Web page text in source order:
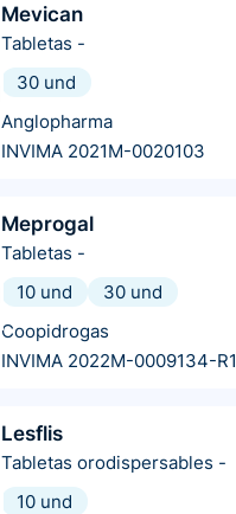
Mevican
Tabletas -
30 und
Anglopharma
INVIMA 2021M-0020103
Meprogal
Tabletas -
10 und
30 und
Coopidrogas
INVIMA 2022M-0009134-R1
Lesflis
Tabletas orodispersables -
10 und